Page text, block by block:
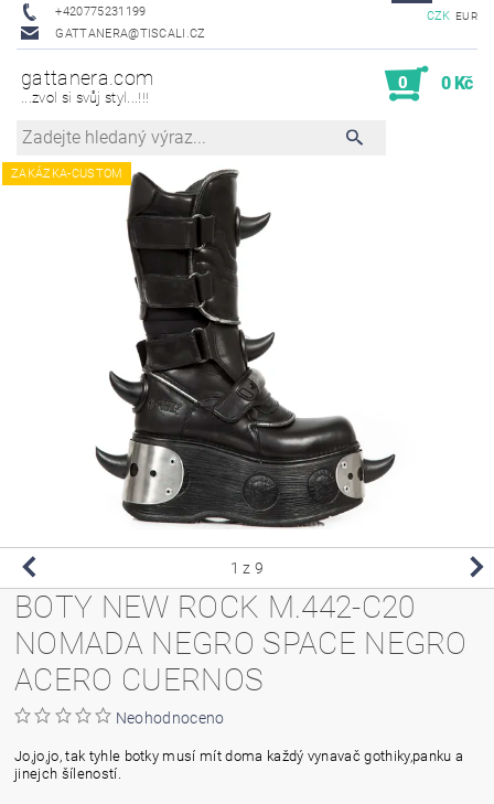
+420775231199
GATTANERA@TISCALI.CZ
CZK EUR
gattanera.com
...zvol si svůj styl...!!!
0 0 Kč
ZAKÁZKA-CUSTOM
1 z 9
BOTY NEW ROCK M.442-C20
NOMADA NEGRO SPACE NEGRO
ACERO CUERNOS
Neohodnoceno
Jo,jo,jo, tak tyhle botky musí mít doma každý vynavač gothiky,panku a
jinejch šíleností.